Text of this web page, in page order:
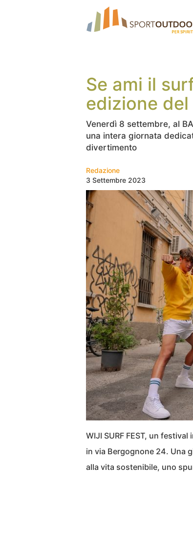
Se ami il
edizione del
Venerdì 8 settembre, al
una intera giornata
divertimento
Redazione
3 Settembre 2023
WIJI SURF FEST, un
in via Bergognone 24. Una
alla vita sostenibile, uno